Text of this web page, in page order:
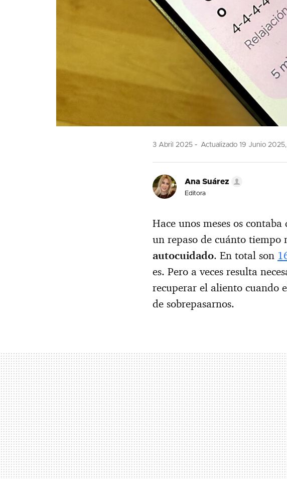
3 Abril 2025 Actualizado 19 Junio 2025,
Ana Suárez
Editora
Hace unos meses os
un repaso de cuánto tiempo
autocuidado. En total son
es. Pero a veces resulta
recuperar el aliento cuando
de sobrepasarnos.